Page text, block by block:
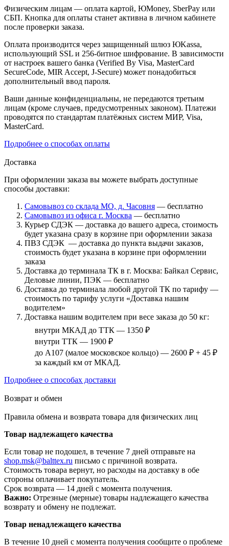
Физическим лицам — оплата картой, ЮMoney, SberPay или
СБП. Кнопка для оплаты станет активна в личном кабинете
после проверки заказа.
Оплата производится через защищенный шлюз ЮKassa,
использующий SSL и 256-битное шифрование. В зависимости
от настроек вашего банка (Verified By Visa, MasterCard
SecureCode, MIR Accept, J-Secure) может понадобиться
дополнительный ввод пароля.
Ваши данные конфиденциальны, не передаются третьим
лицам (кроме случаев, предусмотренных законом). Платежи
проводятся по стандартам платёжных систем МИР, Visa,
MasterCard.
Подробнее о способах оплаты
Доставка
При оформлении заказа вы можете выбрать доступные
способы доставки:
Самовывоз со склада МО, д. Часовня — бесплатно
Самовывоз из офиса г. Москва — бесплатно
Курьер СДЭК — доставка до вашего адреса, стоимость
будет указана сразу в корзине при оформлении заказа
ПВЗ СДЭК — доставка до пункта выдачи заказов,
стоимость будет указана в корзине при оформлении
заказа
Доставка до терминала ТК в г. Москва: Байкал Сервис,
Деловые линии, ПЭК — бесплатно
Доставка до терминала любой другой ТК по тарифу —
стоимость по тарифу услуги «Доставка нашим
водителем»
Доставка нашим водителем при весе заказа до 50 кг:
внутри МКАД до ТТК — 1350 ₽
внутри ТТК — 1900 ₽
до А107 (малое московское кольцо) — 2600 ₽ + 45 ₽
за каждый км от МКАД.
Подробнее о способах доставки
Возврат и обмен
Правила обмена и возврата товара для физических лиц
Товар надлежащего качества
Если товар не подошел, в течение 7 дней отправьте на
shop.msk@balttex.ru письмо с причиной возврата.
Стоимость товара вернут, но расходы на доставку в обе
стороны оплачивает покупатель.
Срок возврата — 14 дней с момента получения.
Важно: Отрезные (мерные) товары надлежащего качества
возврату и обмену не подлежат.
Товар ненадлежащего качества
В течение 10 дней с момента получения сообщите о проблеме